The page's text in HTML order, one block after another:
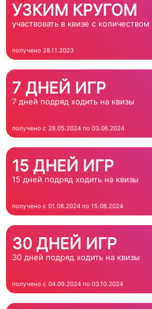
УЗКИМ КРУГОМ
участвовать в квизе с
получено 28.11.2023
7 ДНЕЙ ИГР
7 дней подряд ходить на квизы
получено с 28.05.2024 по 03.06.2024
15 ДНЕЙ ИГР
15 дней подряд ходить на квизы
получено с 01.08.2024 по 15.08.2024
30 ДНЕЙ ИГР
30 дней подряд ходить на квизы
получено с 04.09.2024 по 03.10.2024